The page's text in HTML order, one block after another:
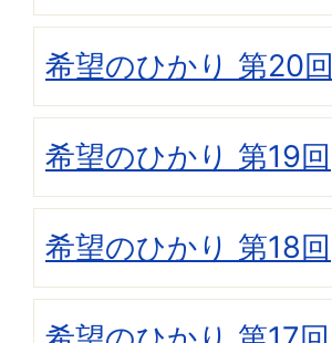
希望のひかり 第20回
希望のひかり 第19回
希望のひかり 第18回